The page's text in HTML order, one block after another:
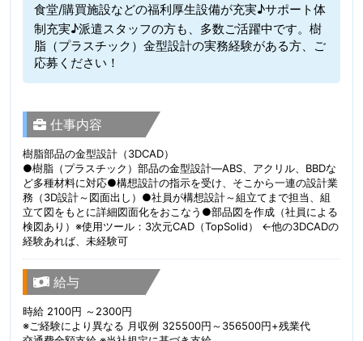
食堂/購買施設などの福利厚生設備が充実♪サポート体
制充実♪派遣スタッフの方も、多数ご活躍中です。樹
脂（プラスチック）金型設計の実務経験がある方、ご
応募ください！
仕事内容
樹脂部品の金型設計（3DCAD）
●樹脂（プラスチック）部品の金型設計—ABS、アクリル、BBDな
ど多種材料に対応●構想設計の指示を受け、そこから一連の設計業
務（3D設計～図面出し）●社員が構想設計～組立てまで担当、組
立て図をもとに詳細図面化をおこなう●部品図を作成（社員による
検図あり）※使用ツール：3次元CAD（TopSolid） ←他の3DCADの
経験あれば、未経験可
給与
時給 2100円 ～2300円
※ご経験により異なる 月収例 325500円～356500円+残業代